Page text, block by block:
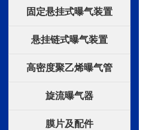
固定悬挂式曝气装置
悬挂链式曝气装置
高密度聚乙烯曝气管
旋流曝气器
膜片及配件